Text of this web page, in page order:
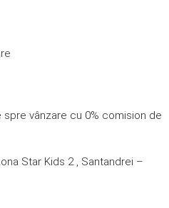
spre vânzare cu 0% comision de
Star Kids 2 , Santandrei –